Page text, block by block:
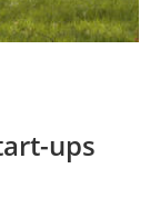
ups